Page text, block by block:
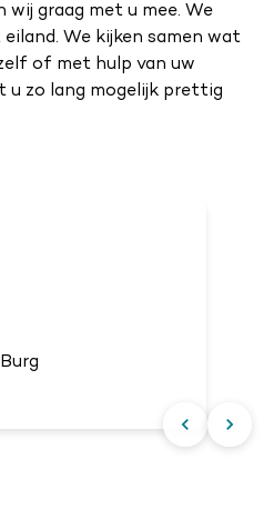
wij graag met u mee. We
We kijken samen wat
of met hulp van uw
u zo lang mogelijk prettig